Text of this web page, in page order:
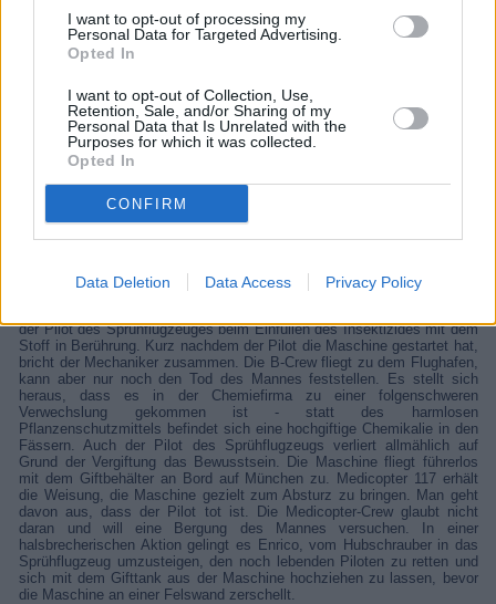
I want to opt-out of processing my
Personal Data for Targeted Advertising.
Opted In
I want to opt-out of Collection, Use,
Retention, Sale, and/or Sharing of my
Personal Data that Is Unrelated with the
Purposes for which it was collected.
Opted In
CONFIRM
Data Deletion Data Access Privacy Policy
Statt eines harmlosen Pflanzenschutzmittels lädt ein Sprühflugzeug
eine hochgiftige Chemikalie. Kurz nach dem Start der Maschine verliert
der Pilot das Bewusstsein. Das führerlose Flugzeug mit dem
Giftbehälter an Bord trudelt nun auf München zu. Die Medicopter-Crew
Pilot könne noch gerettet werden.
Details
Pflanzenschutzmittel abgeladen. Das Insektizid soll mittels eines
Sprühflugzeuges über die Felder verteilt werden. Der Fahrer des
Unfallsort. Sie versorgt die Verletzungen des Mannes, merkt aber noch
während des Fluges in die Klinik, dass er Kontakt mit irgendeinem Gift
der Pilot des Sprühflugzeuges beim Einfüllen des Insektizides mit dem
Stoff in Berührung. Kurz nachdem der Pilot die Maschine gestartet hat,
bricht der Mechaniker zusammen. Die B-Crew fliegt zu dem Flughafen,
kann aber nur noch den Tod des Mannes feststellen. Es stellt sich
heraus, dass es in der Chemiefirma zu einer folgenschweren
Verwechslung gekommen ist - statt des harmlosen
Pflanzenschutzmittels befindet sich eine hochgiftige Chemikalie in den
Fässern. Auch der Pilot des Sprühflugzeugs verliert allmählich auf
Grund der Vergiftung das Bewusstsein. Die Maschine fliegt führerlos
mit dem Giftbehälter an Bord auf München zu. Medicopter 117 erhält
die Weisung, die Maschine gezielt zum Absturz zu bringen. Man geht
davon aus, dass der Pilot tot ist. Die Medicopter-Crew glaubt nicht
daran und will eine Bergung des Mannes versuchen. In einer
halsbrecherischen Aktion gelingt es Enrico, vom Hubschrauber in das
Sprühflugzeug umzusteigen, den noch lebenden Piloten zu retten und
sich mit dem Gifttank aus der Maschine hochziehen zu lassen, bevor
die Maschine an einer Felswand zerschellt.